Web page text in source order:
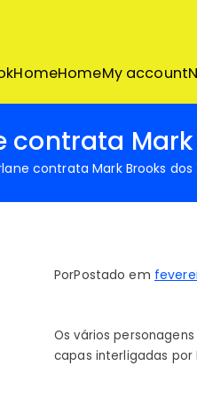
HomeHomeMy account
contrata
contrata Mark Brooks
PorPostado em
Os vários
capas interligadas por